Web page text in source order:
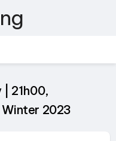
| 21h00,
2023